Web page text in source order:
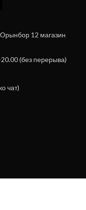
Орынбор 12 магазин
(без перерыва)
чат)